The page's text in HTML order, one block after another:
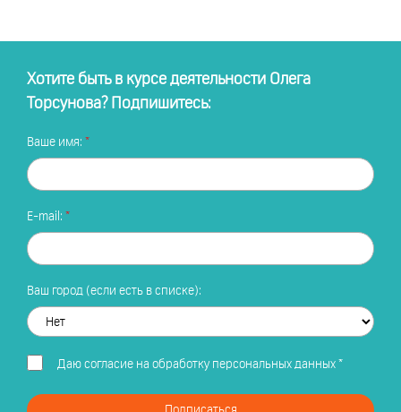
Хотите быть в курсе деятельности Олега
Торсунова? Подпишитесь:
Ваше имя:
E-mail:
Ваш город (если есть в списке):
Даю согласие на обработку персональных данных*